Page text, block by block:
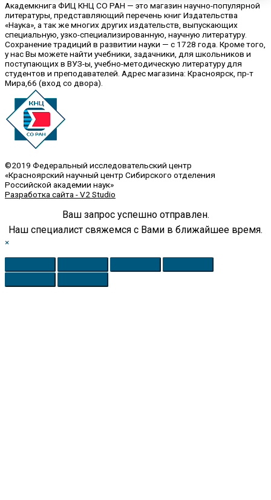
Академкнига ФИЦ КНЦ СО РАН — это магазин научно-популярной
литературы, представляющий перечень книг Издательства
«Наука», а так же многих других издательств, выпускающих
специальную, узко-специализированную, научную литературу.
Сохранение традиций в развитии науки — с 1728 года. Кроме того,
у нас Вы можете найти учебники, задачники, для школьников и
поступающих в ВУЗ-ы, учебно-методическую литературу для
студентов и преподавателей. Адрес магазина: Красноярск, пр-т
Мира,66 (вход со двора).
©2019 Федеральный исследовательский центр
«Красноярский научный центр Сибирского отделения
Российской академии наук»
Разработка сайта - V2 Studio
Ваш запрос успешно отправлен.
Наш специалист свяжемся с Вами в ближайшее время.
×